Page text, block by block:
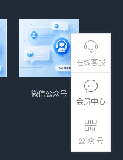
在线客服
会员中心
公 众 号
微信公众号